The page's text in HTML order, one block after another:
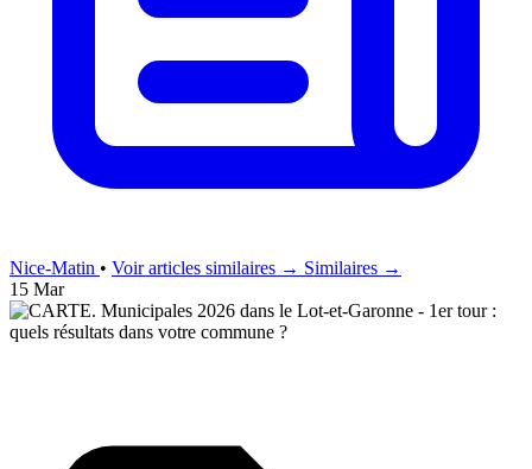
Nice-Matin • Voir articles similaires → Similaires →
15 Mar